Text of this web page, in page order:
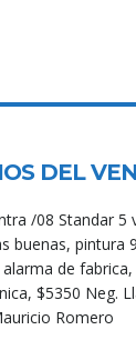
DEL
/08 Standar 5
buenas, pintura
alarma de
$5350 Neg.
Romero